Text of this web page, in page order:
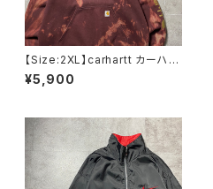
【Size:2XL】carhartt カーハー
ト ルーズフィット ラベルロ
ゴ ワインレッド ボルドー ス
¥5,900